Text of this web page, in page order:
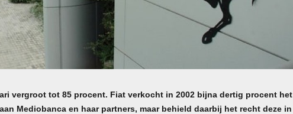
vergroot tot 85 procent. Fiat verkocht in 2002 bijna dertig procent het
Mediobanca en haar partners, maar behield daarbij het recht deze in